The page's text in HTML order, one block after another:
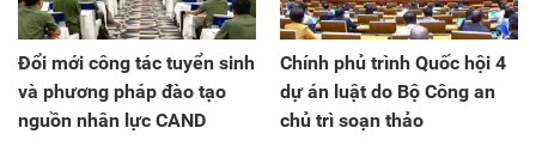
Đổi mới công tác tuyển sinh
và phương pháp đào tạo
nguồn nhân lực CAND
Chính phủ trình Quốc hội 4
dự án luật do Bộ Công an
chủ trì soạn thảo